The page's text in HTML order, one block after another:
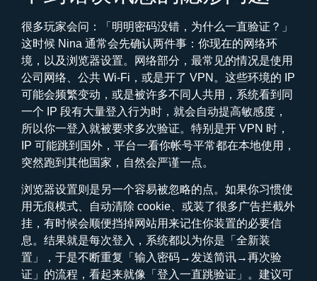
很多玩家会问：「明明密码没错，为什么一直验证？」
这时候 Nina 通常会先确认两件事：你现在的网络环
境，以及浏览器设置。网络部分，最常见的情况是使用
公司网络、公共 Wi-Fi，或是开了 VPN。这些环境的 IP
可能会频繁变动，或是被许多不同人共用，系统看到同
一个 IP 段有大量登入行为时，就会自动提高敏感度，
所以你一登入就被要求多次验证。特别是开 VPN 时，
IP 可能跳到国外，平台一看你帐号平常都在本地使用，
突然跑到其他国家，自然会严谨一点。
浏览器设置则是另一个容易被忽略的点。如果你习惯使
用无痕模式、自动清除 cookie、或装了很多广告拦截外
挂，有时候会顺便挡掉网站用来记住你装置的必要信
息。结果就是每次登入，系统都以为你是「全新装
置」，于是不断重复「输入密码→发送简讯→再次验
证」的流程，看起来就像「登入一直跳验证」。建议可